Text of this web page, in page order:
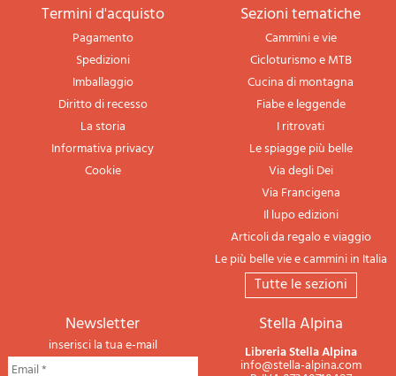
termini d'acquisto
Pagamento
Spedizioni
Imballaggio
Diritto di recesso
La storia
Informativa privacy
Cookie
sezioni tematiche
Cammini e vie
Cicloturismo e MTB
Cucina di montagna
Fiabe e leggende
I ritrovati
Le spiagge più belle
Via degli Dei
Via Francigena
Il lupo edizioni
Articoli da regalo e viaggio
Le più belle vie e cammini in Italia
tutte le sezioni
newsletter
inserisci la tua e-mail
Stella Alpina
Libreria Stella Alpina
info@stella-alpina.com